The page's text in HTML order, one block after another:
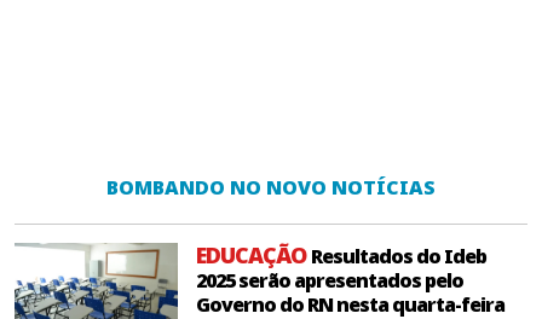
BOMBANDO NO NOVO NOTÍCIAS
EDUCAÇÃOResultados do Ideb
2025 serão apresentados pelo
Governo do RN nesta quarta-feira